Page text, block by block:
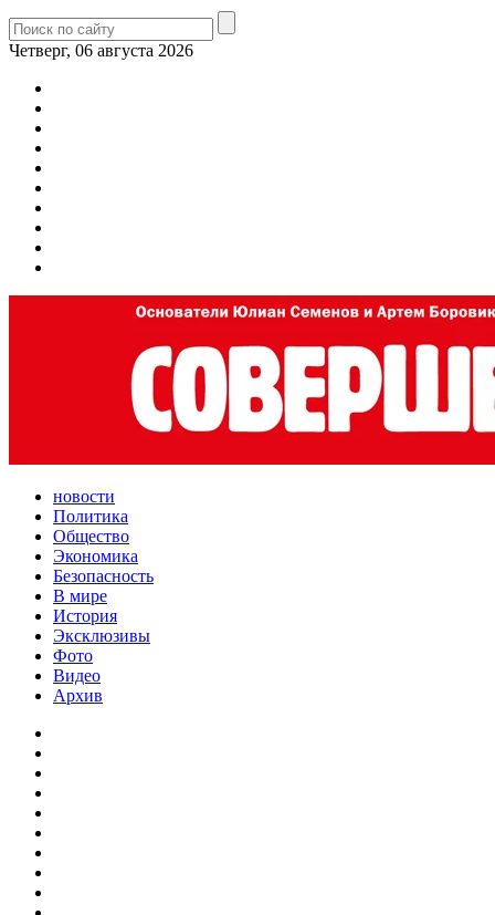
Четверг, 06 августа 2026
новости
Политика
Общество
Экономика
Безопасность
В мире
История
Эксклюзивы
Фото
Видео
Архив